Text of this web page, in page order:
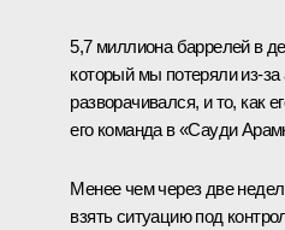
5,7 миллиона баррелей в
который мы потеряли из‑за
разворачивался, и то, как
его команда в «Сауди
Менее чем через две
взять ситуацию под